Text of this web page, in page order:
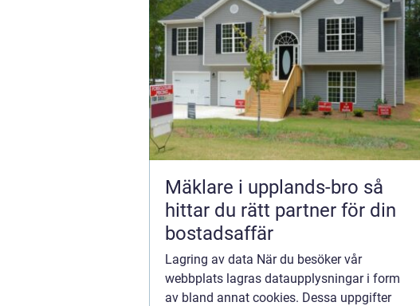
Mäklare i upplands-bro så
hittar du rätt partner för din
bostadsaffär
Lagring av data När du besöker vår
webbplats lagras dataupplysningar i form
av bland annat cookies. Dessa uppgifter